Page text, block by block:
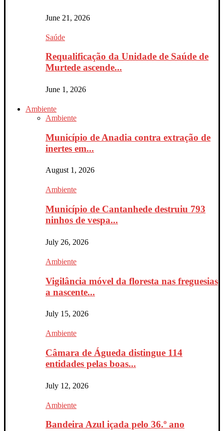
June 21, 2026
Saúde
Requalificação da Unidade de Saúde de
Murtede ascende...
June 1, 2026
Ambiente
Ambiente
Município de Anadia contra extração de
inertes em...
August 1, 2026
Ambiente
Município de Cantanhede destruiu 793
ninhos de vespa...
July 26, 2026
Ambiente
Vigilância móvel da floresta nas freguesias
a nascente...
July 15, 2026
Ambiente
Câmara de Águeda distingue 114
entidades pelas boas...
July 12, 2026
Ambiente
Bandeira Azul içada pelo 36.º ano